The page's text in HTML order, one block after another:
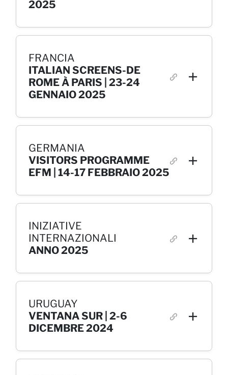
2025
FRANCIA
ITALIAN SCREENS-DE
ROME À PARIS | 23-24
GENNAIO 2025
GERMANIA
VISITORS PROGRAMME
EFM | 14-17 FEBBRAIO 2025
INIZIATIVE
INTERNAZIONALI
ANNO 2025
URUGUAY
VENTANA SUR | 2-6
DICEMBRE 2024